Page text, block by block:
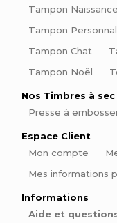
Tampon Naissance
Tampon
Tampon Chat
Tampon Noël
Nos Timbres à sec
Presse à
Espace Client
Mon compte
Mes informations
Informations
Aide et